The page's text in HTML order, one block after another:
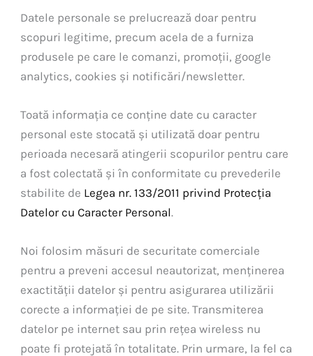
Datele personale se prelucrează doar pentru
scopuri legitime, precum acela de a furniza
produsele pe care le comanzi, promoții, google
analytics, cookies și notificări/newsletter.
Toată informația ce conține date cu caracter
personal este stocată și utilizată doar pentru
perioada necesară atingerii scopurilor pentru care
a fost colectată și în conformitate cu prevederile
stabilite de Legea nr. 133/2011 privind Protecția
Datelor cu Caracter Personal.
Noi folosim măsuri de securitate comerciale
pentru a preveni accesul neautorizat, menținerea
exactității datelor și pentru asigurarea utilizării
corecte a informației de pe site. Transmiterea
datelor pe internet sau prin rețea wireless nu
poate fi protejată în totalitate. Prin urmare, la fel ca